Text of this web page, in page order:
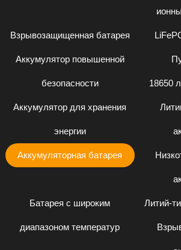
Взрывозащищенная батарея
Аккумулятор повышенной
безопасности 18650
Аккумулятор для хранения
энергии
Аккумуляторная батарея
Батарея с широким
диапазоном температур
Литий-